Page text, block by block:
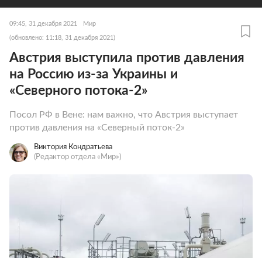
09:45, 31 декабря 2021 Мир
(обновлено: 11:18, 31 декабря 2021)
Австрия выступила против давления
на Россию из-за Украины и
«Северного потока-2»
Посол РФ в Вене: нам важно, что Австрия выступает
против давления на «Северный поток-2»
Виктория Кондратьева
(Редактор отдела «Мир»)